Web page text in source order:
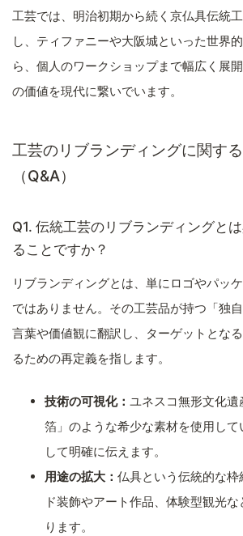
工芸では、明治初期から続く京仏具伝統
し、ティファニーや大阪城といった世界
ら、個人のワークショップまで幅広く展
の価値を現代に繋いでいます。
工芸のリブランディングに関す
（Q&A）
Q1. 伝統工芸のリブランディングと
ることですか？
リブランディングとは、単にロゴやパッ
ではありません。その工芸品が持つ「独
言葉や価値観に翻訳し、ターゲットとな
るための再定義を指します。
技術の可視化： ユネスコ無形文化
箔」のような希少な素材を使用して
して明確に伝えます。
用途の拡大： 仏具という伝統的な
ド装飾やアート作品、体験型観光
ります。